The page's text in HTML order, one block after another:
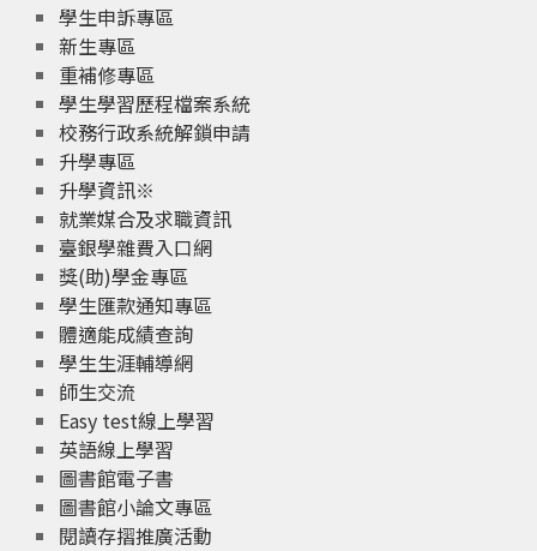
學生申訴專區
新生專區
重補修專區
學生學習歷程檔案系統
校務行政系統解鎖申請
升學專區
升學資訊※
就業媒合及求職資訊
臺銀學雜費入口網
獎(助)學金專區
學生匯款通知專區
體適能成績查詢
學生生涯輔導網
師生交流
Easy test線上學習
英語線上學習
圖書館電子書
圖書館小論文專區
閱讀存摺推廣活動